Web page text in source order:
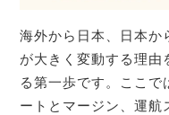
海外から日本、日本か
が大きく変動する理由
る第一歩です。ここで
ートとマージン、運